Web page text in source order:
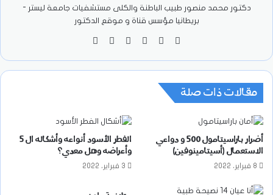
دكتور محمد منصور طبيب الباطنة والكلى مستشفيات جامعة ليستر -
بريطانيا مؤسس قناة و موقع الدكتور
موقع فيسبوك
‫X
‫YouTubeانستقرام
مقالات ذات صلة
أضرار باراسيتامول 500 و دواعي
الاستعمال (أسيتامينوفين)
8 فبراير، 2022
الفطر الأسود أنواعه وأشكاله ال 5
وأعراضه وهل معدي؟
3 فبراير، 2022